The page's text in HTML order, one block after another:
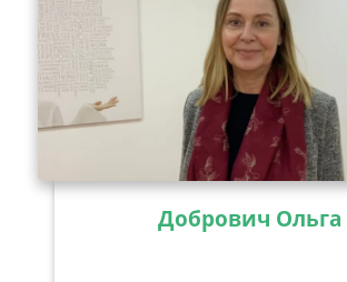
Добрович Ольга